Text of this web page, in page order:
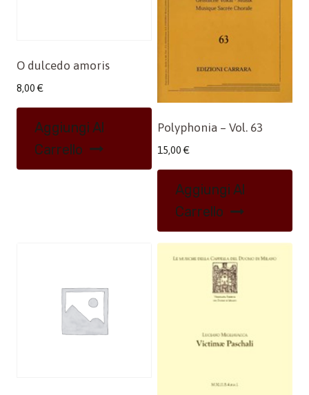
O dulcedo amoris
8,00 €
Aggiungi Al
Carrello
Polyphonia – Vol. 63
15,00 €
Aggiungi Al
Carrello